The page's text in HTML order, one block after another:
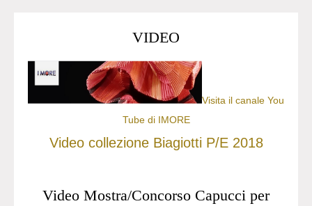
VIDEO
Visita il canale You
Tube di IMORE
Video collezione Biagiotti P/E 2018
Video Mostra/Concorso Capucci per